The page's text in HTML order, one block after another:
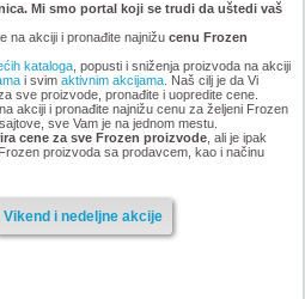
Mi smo portal koji se trudi da uštedi vaš
na akciji i pronađite najnižu cenu Frozen
kataloga, popusti i sniženja proizvoda na akciji
i svim aktivnim akcijama. Naš cilj je da Vi
sve proizvode, pronađite i uopredite cene.
akciji i pronađite najnižu cenu za željeni Frozen
sve Vam je na jednom mestu.
cene za sve Frozen proizvode, ali je ipak
proizvoda sa prodavcem, kao i načinu
Vikend i nedeljne akcije